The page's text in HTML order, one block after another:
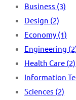
Business (3)
Design (2)
Economy (1)
Engineering
Health Care (2)
Information
Sciences (2)